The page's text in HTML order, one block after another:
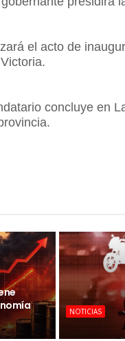
el acto de
concluye en
NOTICIAS